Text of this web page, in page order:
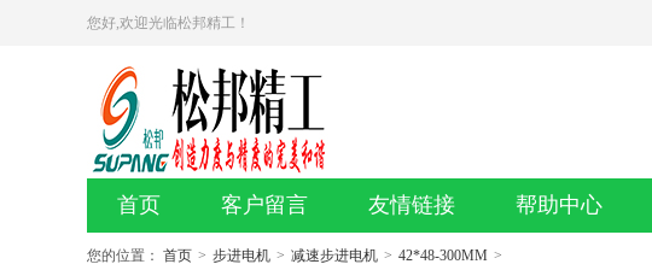
您好,欢迎光临松邦精工！
首页 客户留言 友情链接 帮助中心
您的位置： 首页 > 步进电机 > 减速步进电机 > 42*48-300MM >